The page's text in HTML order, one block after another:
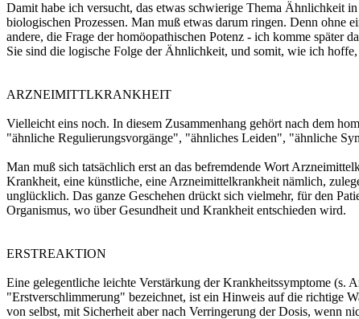
Damit habe ich versucht, das etwas schwierige Thema Ähnlichkeit
biologischen Prozessen. Man muß etwas darum ringen. Denn ohne
andere, die Frage der homöopathischen Potenz - ich komme später
Sie sind die logische Folge der Ähnlichkeit, und somit, wie ich
ARZNEIMITTLKRANKHEIT
Vielleicht eins noch. In diesem Zusammenhang gehört nach dem
"ähnliche Regulierungsvorgänge", "ähnliches Leiden", "ähnliche
Man muß sich tatsächlich erst an das befremdende Wort
Krankheit, eine künstliche, eine Arzneimittelkrankheit nämlich,
unglücklich. Das ganze Geschehen drückt sich vielmehr, für den
Organismus, wo über Gesundheit und Krankheit entschieden wird.
ERSTREAKTION
Eine gelegentliche leichte Verstärkung der Krankheitssymptome (s.
"Erstverschlimmerung" bezeichnet, ist ein Hinweis auf die richtige
von selbst, mit Sicherheit aber nach Verringerung der Dosis, wenn